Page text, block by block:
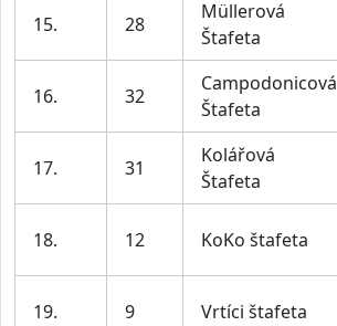
15. 28
Müllerová
Štafeta
16. 32
Campodonicová
Štafeta
17. 31
Kolářová
Štafeta
18. 12 KoKo štafeta
19. 9 Vrtíci štafeta